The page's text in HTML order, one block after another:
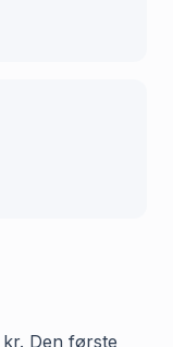
Den første